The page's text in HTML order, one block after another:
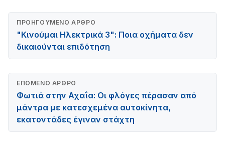
ΠΡΟΗΓΟΎΜΕΝΟ ΆΡΘΡΟ
"Κινούμαι Ηλεκτρικά 3": Ποια οχήματα δεν
δικαιούνται επιδότηση
ΕΠΌΜΕΝΟ ΆΡΘΡΟ
Φωτιά στην Αχαΐα: Οι φλόγες πέρασαν από
μάντρα με κατεσχεμένα αυτοκίνητα,
εκατοντάδες έγιναν στάχτη